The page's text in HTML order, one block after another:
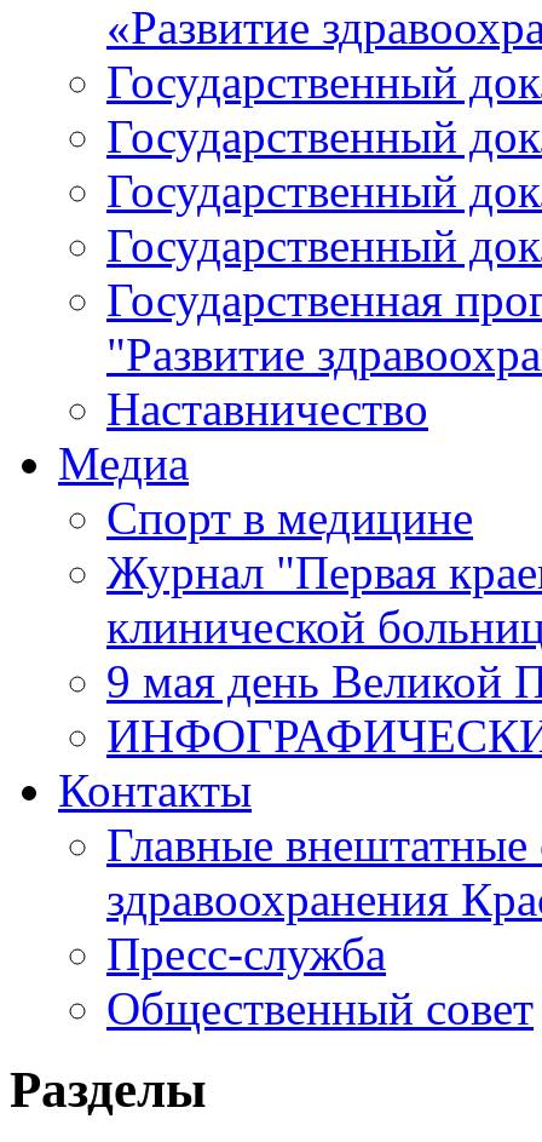
«Развитие
Государственный
Государственный
Государственный
Государственный
Государственная
"Развитие
Наставничество
Медиа
Спорт в медицине
Журнал "Первая
клинической
9 мая день Великой
Контакты
Главные внештатные
здравоохранения
Пресс-служба
Общественный совет
Разделы